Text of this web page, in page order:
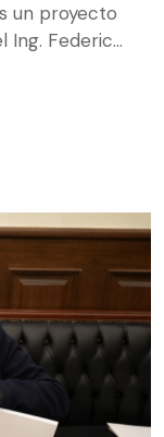
un proyecto
Federic...